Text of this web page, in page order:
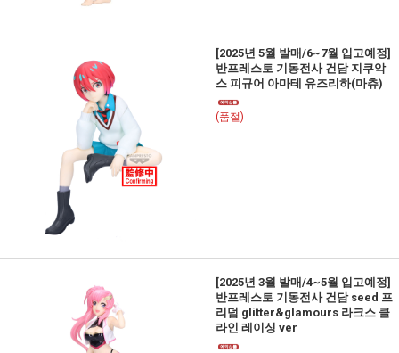
[2025년 5월 발매/6~7월 입고예정]
반프레스토 기동전사 건담 지쿠악
스 피규어 아마테 유즈리하(마츄)
(품절)
[2025년 3월 발매/4~5월 입고예정]
반프레스토 기동전사 건담 seed 프
리덤 glitter&glamours 라크스 클
라인 레이싱 ver